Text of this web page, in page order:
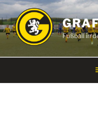
Zum
Inhalt
springen
Fußball in